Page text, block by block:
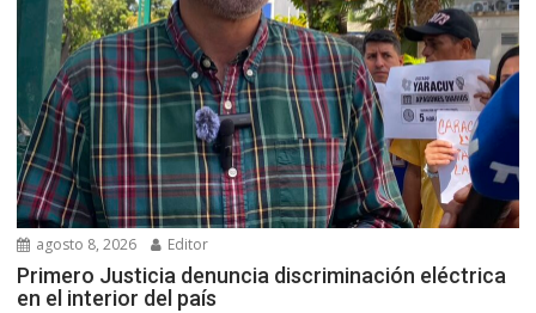
agosto 8, 2026 Editor
Primero Justicia denuncia discriminación eléctrica
en el interior del país